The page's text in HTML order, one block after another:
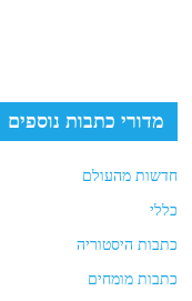
מדורי כתבות נוספים
חדשות מהעולם
כללי
כתבות היסטוריה
כתבות מומחים